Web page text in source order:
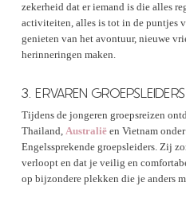
zekerheid dat er iemand is die alles
activiteiten, alles is tot in de puntjes
genieten van het avontuur, nieuwe
herinneringen maken.
3. ERVAREN GROEPSLEIDERS
Tijdens de jongeren groepsreizen
Thailand, Australiëen Vietnam
Engelssprekende groepsleiders. Zij
verloopt en dat je veilig en
op bijzondere plekken die je anders